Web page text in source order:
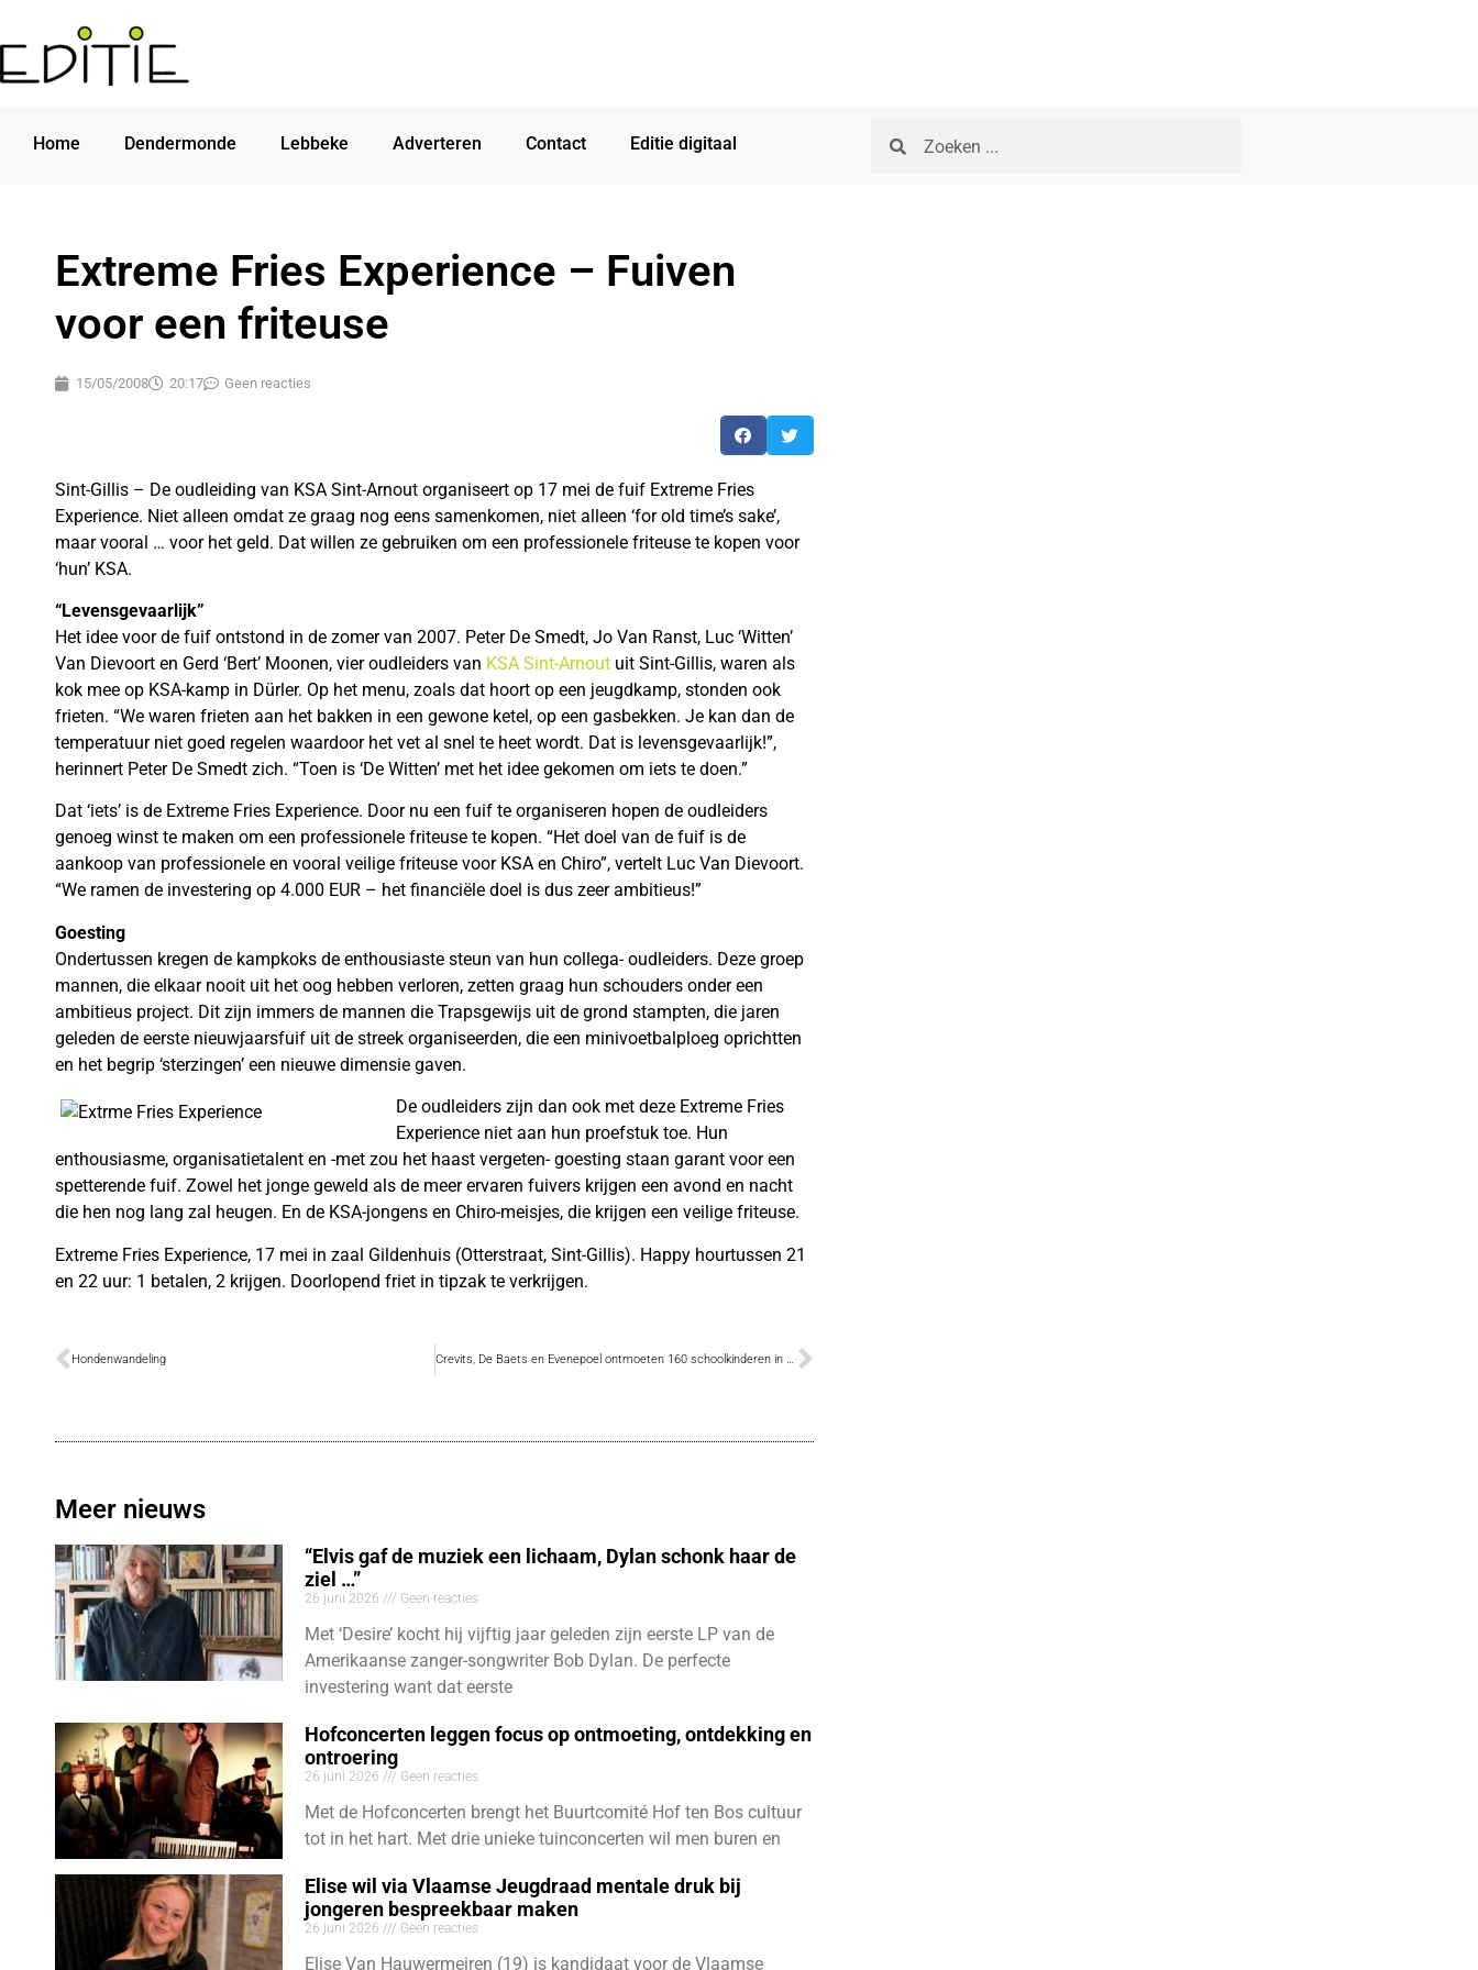
Home Dendermonde Lebbeke Adverteren Contact Editie digitaal
Extreme Fries Experience – Fuiven
voor een friteuse
15/05/2008 20:17 Geen reacties
Sint-Gillis – De oudleiding van KSA Sint-Arnout organiseert op 17 mei de fuif Extreme Fries
Experience. Niet alleen omdat ze graag nog eens samenkomen, niet alleen ‘for old time’s sake’,
maar vooral … voor het geld. Dat willen ze gebruiken om een professionele friteuse te kopen voor
‘hun’ KSA.
“Levensgevaarlijk”
Het idee voor de fuif ontstond in de zomer van 2007. Peter De Smedt, Jo Van Ranst, Luc ‘Witten’
Van Dievoort en Gerd ‘Bert’ Moonen, vier oudleiders van KSA Sint-Arnout uit Sint-Gillis, waren als
kok mee op KSA-kamp in Dürler. Op het menu, zoals dat hoort op een jeugdkamp, stonden ook
frieten. “We waren frieten aan het bakken in een gewone ketel, op een gasbekken. Je kan dan de
temperatuur niet goed regelen waardoor het vet al snel te heet wordt. Dat is levensgevaarlijk!”,
herinnert Peter De Smedt zich. “Toen is ‘De Witten’ met het idee gekomen om iets te doen.”
Dat ‘iets’ is de Extreme Fries Experience. Door nu een fuif te organiseren hopen de oudleiders
genoeg winst te maken om een professionele friteuse te kopen. “Het doel van de fuif is de
aankoop van professionele en vooral veilige friteuse voor KSA en Chiro”, vertelt Luc Van Dievoort.
“We ramen de investering op 4.000 EUR – het financiële doel is dus zeer ambitieus!”
Goesting
Ondertussen kregen de kampkoks de enthousiaste steun van hun collega- oudleiders. Deze groep
mannen, die elkaar nooit uit het oog hebben verloren, zetten graag hun schouders onder een
ambitieus project. Dit zijn immers de mannen die Trapsgewijs uit de grond stampten, die jaren
geleden de eerste nieuwjaarsfuif uit de streek organiseerden, die een minivoetbalploeg oprichtten
en het begrip ‘sterzingen’ een nieuwe dimensie gaven.
De oudleiders zijn dan ook met deze Extreme Fries
Experience niet aan hun proefstuk toe. Hun
enthousiasme, organisatietalent en -met zou het haast vergeten- goesting staan garant voor een
spetterende fuif. Zowel het jonge geweld als de meer ervaren fuivers krijgen een avond en nacht
die hen nog lang zal heugen. En de KSA-jongens en Chiro-meisjes, die krijgen een veilige friteuse.
Extreme Fries Experience, 17 mei in zaal Gildenhuis (Otterstraat, Sint-Gillis). Happy hourtussen 21
en 22 uur: 1 betalen, 2 krijgen. Doorlopend friet in tipzak te verkrijgen.
Hondenwandeling Crevits, De Baets en Evenepoel ontmoeten 160 schoolkinderen in Bastion VIII
Meer nieuws
“Elvis gaf de muziek een lichaam, Dylan schonk haar de
ziel …”
26 juni 2026 Geen reacties
Met ‘Desire’ kocht hij vijftig jaar geleden zijn eerste LP van de
Amerikaanse zanger-songwriter Bob Dylan. De perfecte
investering want dat eerste
Hofconcerten leggen focus op ontmoeting, ontdekking en
ontroering
26 juni 2026 Geen reacties
Met de Hofconcerten brengt het Buurtcomité Hof ten Bos cultuur
tot in het hart. Met drie unieke tuinconcerten wil men buren en
Elise wil via Vlaamse Jeugdraad mentale druk bij
jongeren bespreekbaar maken
26 juni 2026 Geen reacties
Elise Van Hauwermeiren (19) is kandidaat voor de Vlaamse